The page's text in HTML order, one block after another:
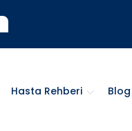
Hasta Rehberi Blog